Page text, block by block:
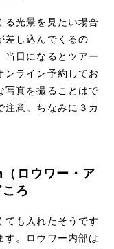
る光景を見たい場合
差し込んでくるの
当日になるとツアー
ンライン予約してお
写真を撮ることはで
注意。ちなみに３カ
ウワー・ア
ろ
ても入れたそうです
す。ロウワー内部は